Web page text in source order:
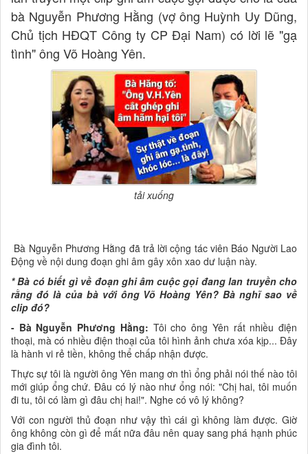
bà Nguyễn Phương Hằng (vợ ông Huỳnh Uy Dũng,
Chủ tịch HĐQT Công ty CP Đại Nam) có lời lẽ "gạ
tình" ông Võ Hoàng Yên.
tải xuống
Bà Nguyễn Phương Hằng đã trả lời cộng tác viên Báo Người Lao
Động về nội dung đoạn ghi âm gây xôn xao dư luận này.
* Bà có biết gì về đoạn ghi âm cuộc gọi đang lan truyền cho
rằng đó là của bà với ông Võ Hoàng Yên? Bà nghĩ sao về
clip đó?
- Bà Nguyễn Phương Hằng: Tôi cho ông Yên rất nhiều điện
thoại, mà có nhiều điện thoại của tôi hình ảnh chưa xóa kịp... Đây
là hành vi rẻ tiền, không thể chấp nhận được.
Thực sự tôi là người ông Yên mang ơn thì ổng phải nói thế nào tôi
mới giúp ổng chứ. Đâu có lý nào như ổng nói: "Chị hai, tôi muốn
đi tu, tôi có làm gì đâu chị hai!". Nghe có vô lý không?
Với con người thủ đoạn như vậy thì cái gì không làm được. Giờ
ông không còn gì để mất nữa đâu nên quay sang phá hạnh phúc
gia đình tôi.